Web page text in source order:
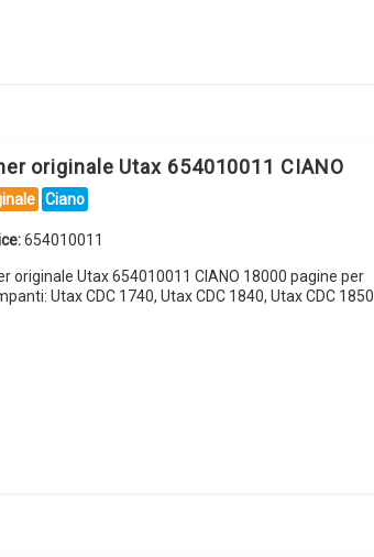
originale Utax 654010011 CIANO
Ciano
654010011
originale Utax 654010011 CIANO 18000 pagine per
Utax CDC 1740, Utax CDC 1840, Utax CDC 1850